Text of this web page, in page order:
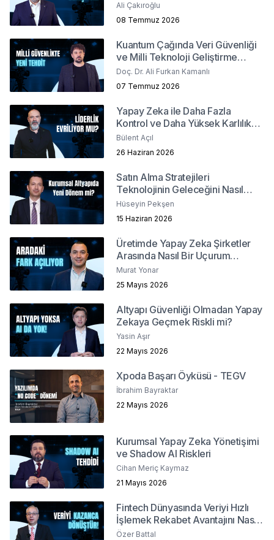
Ali Çakıroğlu
08 Temmuz 2026
Kuantum Çağında Veri Güvenliği
ve Milli Teknoloji Geliştirme
Stratejileri
Doç. Dr. Ali Furkan Kamanlı
07 Temmuz 2026
Yapay Zeka ile Daha Fazla
Kontrol ve Daha Yüksek Karlılık
Mümkün mü?
Bülent Açıl
26 Haziran 2026
Satın Alma Stratejileri
Teknolojinin Geleceğini Nasıl
Şekillendiriyor?
Hüseyin Pekşen
15 Haziran 2026
Üretimde Yapay Zeka Şirketler
Arasında Nasıl Bir Uçurum
Yaratacak?
Murat Yonar
25 Mayıs 2026
Altyapı Güvenliği Olmadan Yapay
Zekaya Geçmek Riskli mi?
Yasin Aşır
22 Mayıs 2026
Xpoda Başarı Öyküsü - TEGV
İbrahim Bayraktar
22 Mayıs 2026
Kurumsal Yapay Zeka Yönetişimi
ve Shadow AI Riskleri
Cihan Meriç Kaymaz
21 Mayıs 2026
Fintech Dünyasında Veriyi Hızlı
İşlemek Rekabet Avantajını Nasıl
Belirler?
Özer Battal